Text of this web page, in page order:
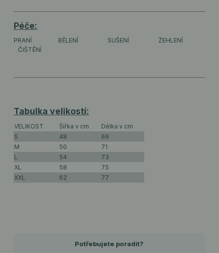
Péče:
PRANÍ BĚLENÍ SUŠENÍ
ŽEHLENÍ
ČIŠTĚNÍ
Tabulka velikostí:
VELIKOST Šířka v cm
Délka v cm
S
48
69
M
50
71
L
54
73
XL
58
75
XXL
62 77
Potřebujete poradit?